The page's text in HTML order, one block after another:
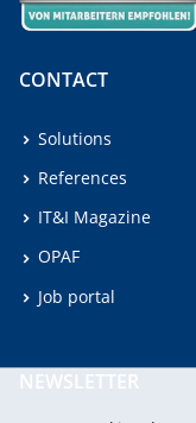
CONTACT
Solutions
References
IT&I Magazine
OPAF
Job portal
NEWSLETTER